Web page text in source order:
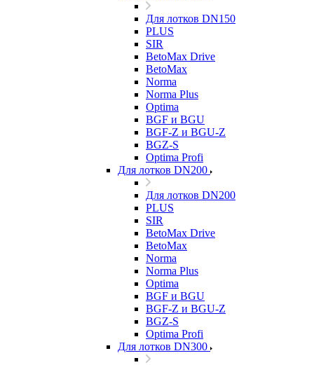
Для лотков DN150
PLUS
SIR
BetoMax Drive
BetoMax
Norma
Norma Plus
Optima
BGF и BGU
BGF-Z и BGU-Z
BGZ-S
Optima Profi
Для лотков DN200
Для лотков DN200
PLUS
SIR
BetoMax Drive
BetoMax
Norma
Norma Plus
Optima
BGF и BGU
BGF-Z и BGU-Z
BGZ-S
Optima Profi
Для лотков DN300